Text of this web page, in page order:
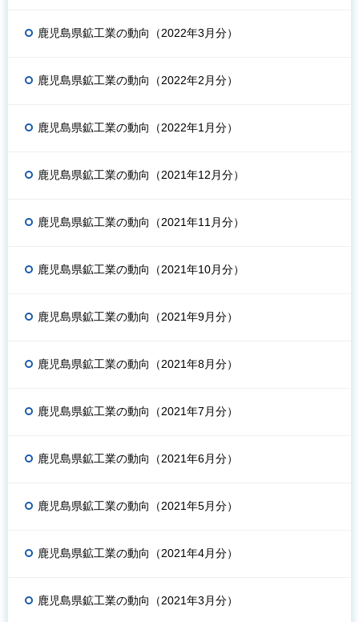
鹿児島県鉱工業の動向（2022年3月分）
鹿児島県鉱工業の動向（2022年2月分）
鹿児島県鉱工業の動向（2022年1月分）
鹿児島県鉱工業の動向（2021年12月分）
鹿児島県鉱工業の動向（2021年11月分）
鹿児島県鉱工業の動向（2021年10月分）
鹿児島県鉱工業の動向（2021年9月分）
鹿児島県鉱工業の動向（2021年8月分）
鹿児島県鉱工業の動向（2021年7月分）
鹿児島県鉱工業の動向（2021年6月分）
鹿児島県鉱工業の動向（2021年5月分）
鹿児島県鉱工業の動向（2021年4月分）
鹿児島県鉱工業の動向（2021年3月分）